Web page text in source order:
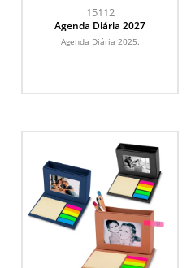
15112
Agenda Diária 2027
Agenda Diária 2025.